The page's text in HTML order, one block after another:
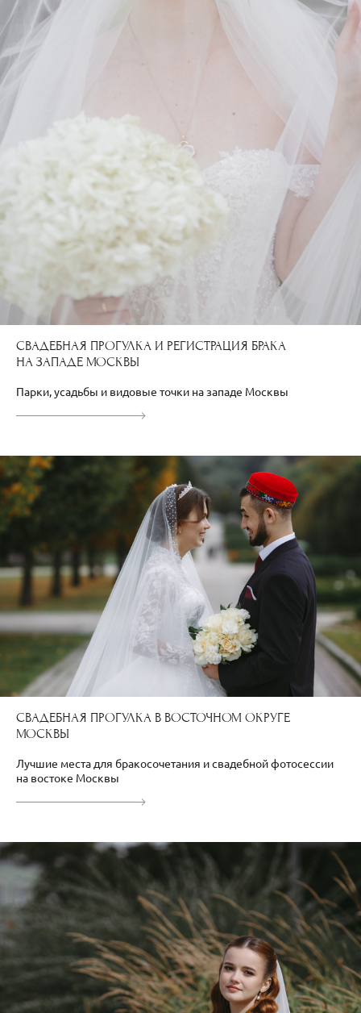
СВАДЕБНАЯ ПРОГУЛКА И РЕГИСТРАЦИЯ БРАКА
НА ЗАПАДЕ МОСКВЫ
Парки, усадьбы и видовые точки на западе Москвы
СВАДЕБНАЯ ПРОГУЛКА В ВОСТОЧНОМ ОКРУГЕ
МОСКВЫ
Лучшие места для бракосочетания и свадебной фотосессии
на востоке Москвы